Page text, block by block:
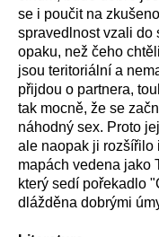
se i poučit na
spravedlnost vzali do
opaku, než čeho
jsou teritoriální a
přijdou o partnera,
tak mocně, že se
náhodný sex. Proto
ale naopak ji rozšířilo
mapách vedena jako
který sedí pořekadlo
dlážděna dobrými